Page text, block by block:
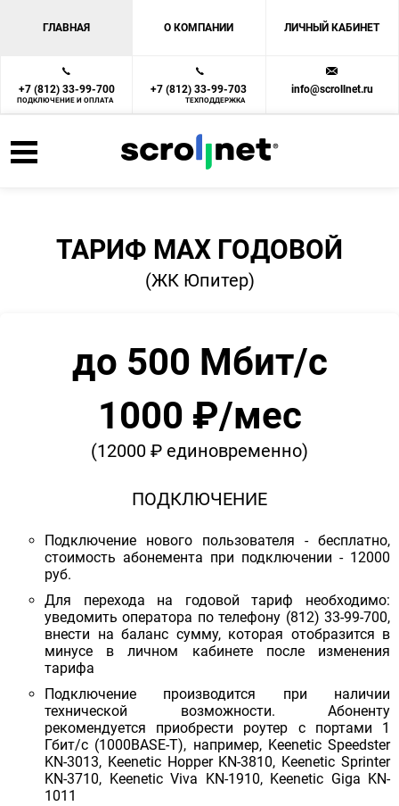
ГЛАВНАЯ О КОМПАНИИ ЛИЧНЫЙ КАБИНЕТ
+7 (812) 33-99-700
ПОДКЛЮЧЕНИЕ И ОПЛАТА
+7 (812) 33-99-703
ТЕХПОДДЕРЖКА
info@scrollnet.ru
ТАРИФ MAX ГОДОВОЙ
(ЖК Юпитер)
до 500 Мбит/с
1000 ₽/мес
(12000 ₽ единовременно)
ПОДКЛЮЧЕНИЕ
Подключение нового пользователя - бесплатно,
стоимость абонемента при подключении - 12000
руб.
Для перехода на годовой тариф необходимо:
уведомить оператора по телефону (812) 33-99-700,
внести на баланс сумму, которая отобразится в
минусе в личном кабинете после изменения
тарифа
Подключение производится при наличии
технической возможности. Абоненту
рекомендуется приобрести роутер с портами 1
Гбит/с (1000BASE-T), например, Keenetic Speedster
KN-3013, Keenetic Hopper KN-3810, Keenetic Sprinter
KN-3710, Keenetic Viva KN-1910, Keenetic Giga KN-
1011